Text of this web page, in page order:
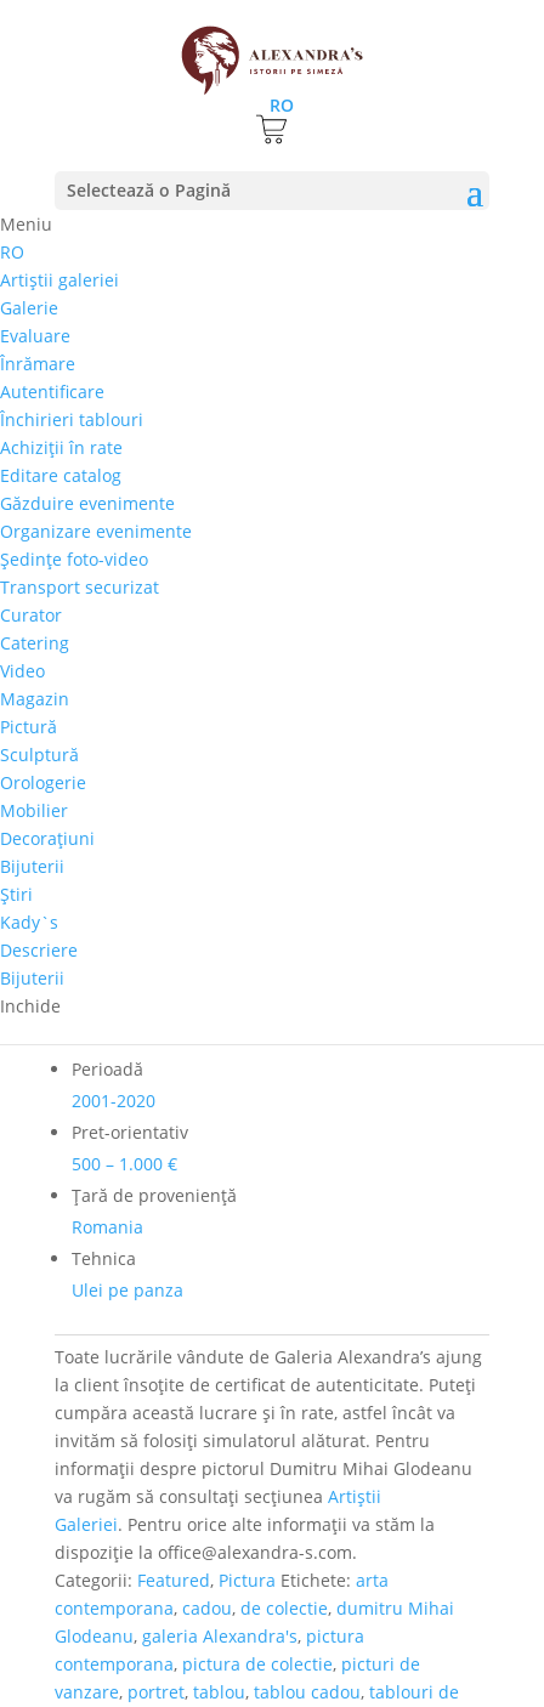
RO
Selectează o Pagină
Meniu
RO
Artiştii galeriei
Galerie
Evaluare
Înrămare
Autentificare
Închirieri tablouri
Achiziţii în rate
Editare catalog
Găzduire evenimente
Organizare evenimente
Şedinţe foto-video
Transport securizat
Curator
Catering
Video
Magazin
Pictură
Sculptură
Orologerie
Mobilier
Decoraţiuni
Bijuterii
Ştiri
Kady`s
Descriere
Bijuterii
Inchide
Prima pagină⚊Magazin
Dumitru Mihai Glodeanu
– „Natura statica”
750,00
Selectează rata |
3 luni
6 luni
9 luni
12 luni
Cantitate
Dumitru
Glodeanu
–
"Natura
statica"
Comandă telefonică!
Natura statica
Culoare dominanta
Perioadă
2001-2020
Pret-orientativ
500 – 1.000 €
Ţară de provenienţă
Romania
Tehnica
Ulei pe panza
Toate lucrările vândute de Galeria Alexandra’s ajung
la client însoțite de certificat de autenticitate. Puteți
cumpăra această lucrare și în rate, astfel încât va
invităm să folosiți simulatorul alăturat. Pentru
informații despre pictorul Dumitru Mihai Glodeanu
va rugăm să consultați secțiunea Artiștii
Galeriei. Pentru orice alte informații va stăm la
dispoziție la office@alexandra-s.com.
Categorii: Featured, Pictura Etichete: arta
contemporana, cadou, de colectie, dumitru Mihai
Glodeanu, galeria Alexandra's, pictura
contemporana, pictura de colectie, picturi de
vanzare, portret, tablou, tablou cadou, tablouri de